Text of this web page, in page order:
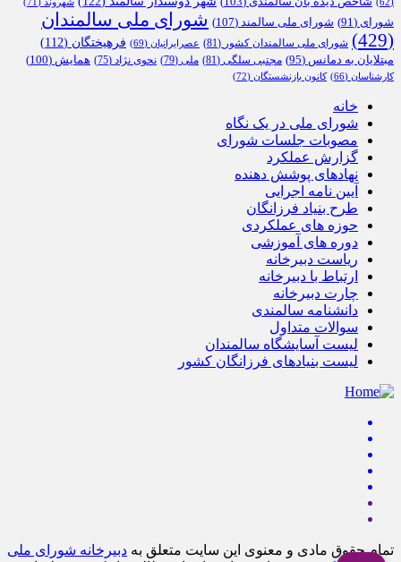
(62)
شورای (91) شورای ملی سالمند (107)
شورای ملی سالمندان
(429)
شورای ملی سالمندان کشور (81) عصرایرانیان (69) فرهیختگان (112)
مبتلایان به دمانس (95) مجتبی سلگی (81) ملی (79) نحوی نژاد (75) همایش (100)
کارشناسان (66) کانون بازنشستگان (72)
خانه
شورای ملی در یک نگاه
مصوبات جلسات شورای
گزارش عملکرد
نهادهای پوشش دهنده
آیین نامه اجرایی
طرح بنیاد فرزانگان
حوزه های عملکردی
دوره های آموزشی
ریاست دبیرخانه
ارتباط با دبیرخانه
چارت دبیرخانه
دانشنامه سالمندی
سوالات متداول
لیست آسایشگاه سالمندان
لیست بنیادهای فرزانگان کشور
تمام حقوق مادی و معنوی این سایت متعلق به دبیرخانه شورای ملی